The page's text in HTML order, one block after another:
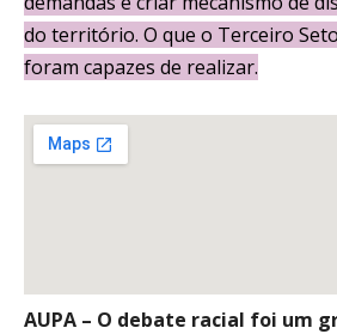
do território. O que o Terceiro
foram capazes de realizar.
AUPA – O debate racial foi um